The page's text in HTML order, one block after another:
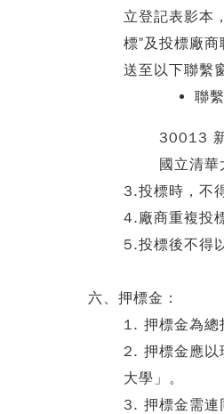
立登記表影本
標”及投標廠
送至以下聯繫
聯
30013
國立清
3.投標時，不
4.廠商重複投
5.投標後不得
六、押標金：
1. 押標金為總
2. 押標金應以
大學」。
3. 押標金需連